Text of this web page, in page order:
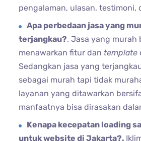
pengalaman, ulasan, testimoni,
Apa perbedaan jasa yang
terjangkau?. Jasa yang murah
menawarkan fitur dan template
Sedangkan jasa yang
sebagai murah tapi tidak
layanan yang ditawarkan
manfaatnya bisa dirasakan
Kenapa kecepatan loading
untuk website di Jakarta?.